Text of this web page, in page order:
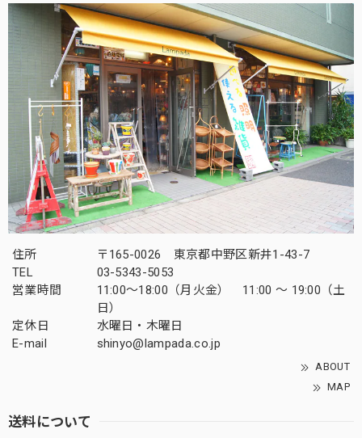
住所
〒165-0026 東京都中野区新井1-43-7
TEL
03-5343-5053
営業時間
11:00～18:00（月火金） 11:00 ～ 19:00（土
日）
定休日
水曜日・木曜日
E-mail
shinyo@lampada.co.jp
ABOUT
MAP
送料について